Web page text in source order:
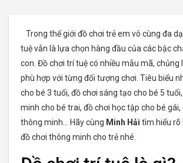
Trong thế giới đồ chơi trẻ em vô cùng đa
tuệ vẫn là lựa chọn hàng đầu của các bậc
con. Đồ chơi trí tuệ có nhiều mẫu mã, chủng
phù hợp với từng đối tượng chơi. Tiêu biểu
cho bé 3 tuổi, đồ chơi sáng tạo cho bé 5
minh cho bé trai, đồ chơi học tập cho bé
thông minh… Hãy cùng Minh Hải tìm hiểu rõ
đồ chơi thông minh cho trẻ nhé.